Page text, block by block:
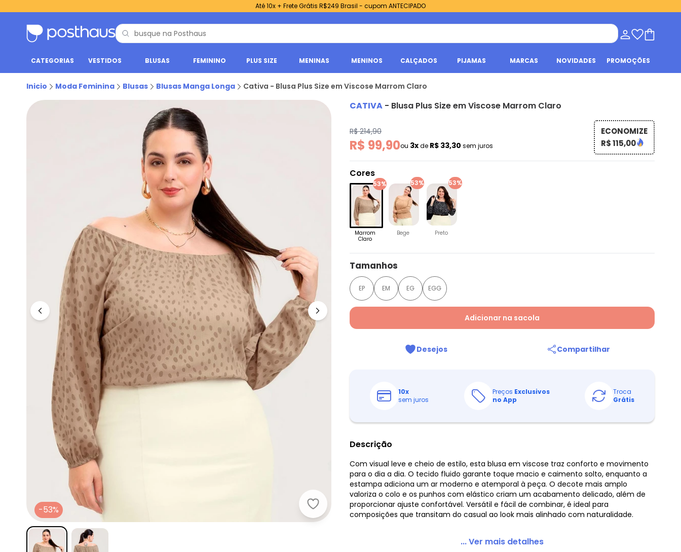
Até 10x + Frete Grátis R$249 Brasil - cupom ANTECIPADO
CATEGORIAS VESTIDOS BLUSAS FEMININO PLUS SIZE MENINAS MENINOS CALÇADOS PIJAMAS MARCAS NOVIDADES PROMOÇÕES
Inicio Moda Feminina Blusas Blusas Manga Longa Cativa - Blusa Plus Size em Viscose Marrom Claro
Cativa - Blusa Plus Size em Viscose Marrom Claro
-53%
CATIVA - Blusa Plus Size em Viscose Marrom Claro
R$ 214,90
R$ 99,90ou 3xde R$ 33,30 sem juros
ECONOMIZE
R$ 115,00
Cores
53%
Marrom
Claro
53%
Bege
53%
Preto
Tamanhos
EP EM EG EGG
Adicionar na sacola
Desejos Compartilhar
10x
sem juros
Preços Exclusivos
no App
Troca
Grátis
Descrição
Com visual leve e cheio de estilo, esta blusa em viscose traz conforto e movimento
para o dia a dia. O tecido fluido garante toque macio e caimento solto, enquanto a
estampa adiciona um ar moderno e atemporal à peça. O decote mais amplo
valoriza o colo e os punhos com elástico criam um acabamento delicado, além de
proporcionar ajuste confortável. Versátil e fácil de combinar, é ideal para
composições que transitam do casual ao look mais alinhado com naturalidade.
... Ver mais detalhes